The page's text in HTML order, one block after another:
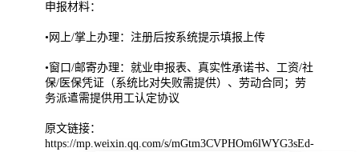
申报材料：
•网上/掌上办理：注册后按系统提示填报上传
•窗口/邮寄办理：就业申报表、真实性承诺书、工资/社
保/医保凭证（系统比对失败需提供）、劳动合同；劳
务派遣需提供用工认定协议
原文链接：
https://mp.weixin.qq.com/s/mGtm3CVPHOm6lWYG3sEd-